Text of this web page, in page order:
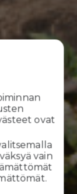
ovat
vain